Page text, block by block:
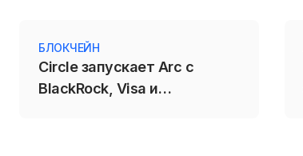
БЛОКЧЕЙН
Circle запускает Arc с
BlackRock, Visa и